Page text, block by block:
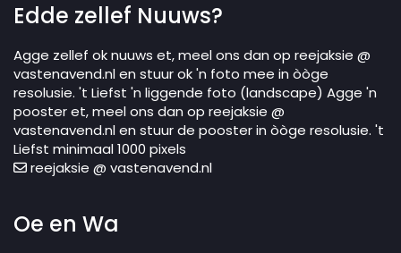
Edde zellef Nuuws?
Agge zellef ok nuuws et, meel ons dan op reejaksie @
vastenavend.nl en stuur ok 'n foto mee in òòge
resolusie. 't Liefst 'n liggende foto (landscape) Agge 'n
pooster et, meel ons dan op reejaksie @
vastenavend.nl en stuur de pooster in òòge resolusie. 't
Liefst minimaal 1000 pixels
reejaksie @ vastenavend.nl
Oe en Wa